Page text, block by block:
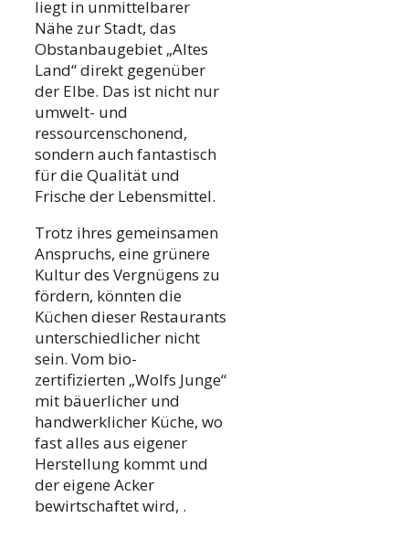
liegt in unmittelbarer
Nähe zur Stadt, das
Obstanbaugebiet „Altes
Land“ direkt gegenüber
der Elbe. Das ist nicht nur
umwelt- und
ressourcenschonend,
sondern auch fantastisch
für die Qualität und
Frische der Lebensmittel.
Trotz ihres gemeinsamen
Anspruchs, eine grünere
Kultur des Vergnügens zu
fördern, könnten die
Küchen dieser Restaurants
unterschiedlicher nicht
sein. Vom bio-
zertifizierten „Wolfs Junge“
mit bäuerlicher und
handwerklicher Küche, wo
fast alles aus eigener
Herstellung kommt und
der eigene Acker
bewirtschaftet wird, .